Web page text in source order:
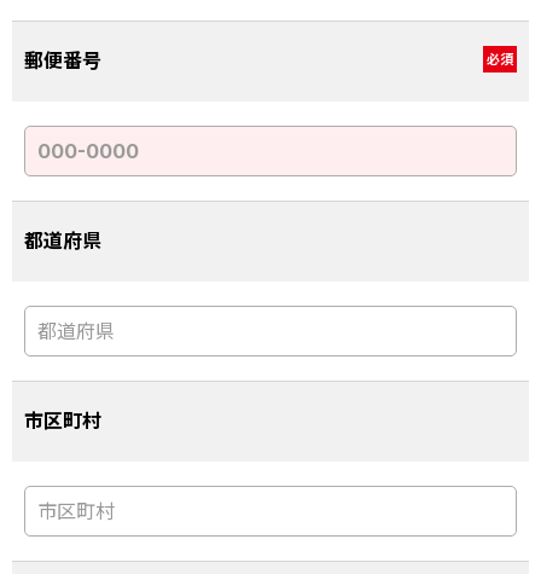
郵便番号 必須
都道府県
市区町村